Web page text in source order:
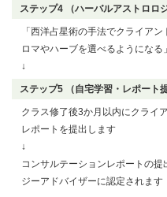
ステップ4 （ハーバルアストロロ
「西洋占星術の手法でクライア
ロマやハーブを選べるようになる」
↓
ステップ5 （自宅学習・レポート提
クラス修了後3か月以内にクライ
レポートを提出します
↓
コンサルテーションレポートの
ジーアドバイザーに認定されます